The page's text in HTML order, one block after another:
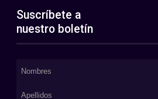
Suscríbete a
nuestro boletín